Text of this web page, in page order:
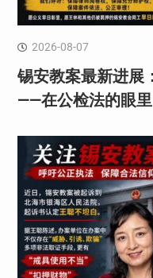
2026-08-07
锡安教案最新进展
——在公检法的眼